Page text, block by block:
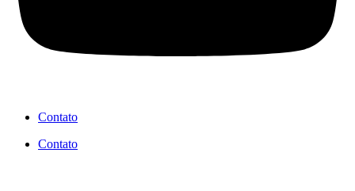
Contato
Contato